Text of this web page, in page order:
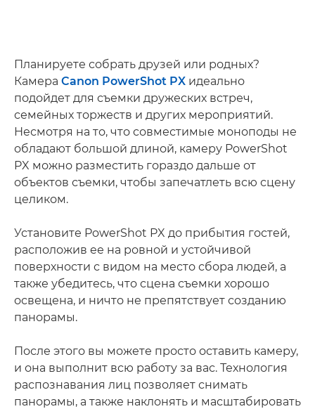
Планируете собрать друзей или родных?
Камера Canon PowerShot PX идеально
подойдет для съемки дружеских встреч,
семейных торжеств и других мероприятий.
Несмотря на то, что совместимые моноподы не
обладают большой длиной, камеру PowerShot
PX можно разместить гораздо дальше от
объектов съемки, чтобы запечатлеть всю сцену
целиком.
Установите PowerShot PX до прибытия гостей,
расположив ее на ровной и устойчивой
поверхности с видом на место сбора людей, а
также убедитесь, что сцена съемки хорошо
освещена, и ничто не препятствует созданию
панорамы.
После этого вы можете просто оставить камеру,
и она выполнит всю работу за вас. Технология
распознавания лиц позволяет снимать
панорамы, а также наклонять и масштабировать